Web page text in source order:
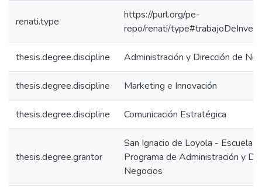
renati.type
https://purl.org/pe-
repo/renati/
thesis.degree.discipline Administración y Dirección de
thesis.degree.discipline Marketing e Innovación
thesis.degree.discipline Comunicación Estratégica
thesis.degree.grantor
San Ignacio de Loyola - Escuela
Programa de Administración y
Negocios